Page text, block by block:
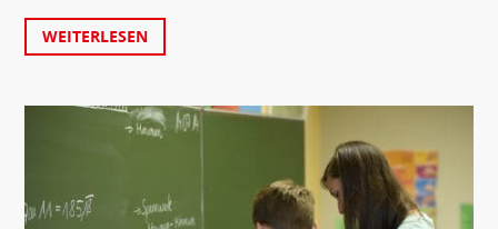
WEITERLESEN